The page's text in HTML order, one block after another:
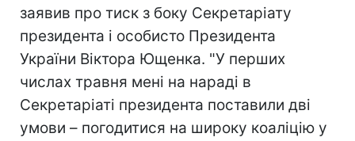
заявив про тиск з боку Секретаріату
президента і особисто Президента
України Віктора Ющенка. "У перших
числах травня мені на нараді в
Секретаріаті президента поставили дві
умови – погодитися на широку коаліцію у